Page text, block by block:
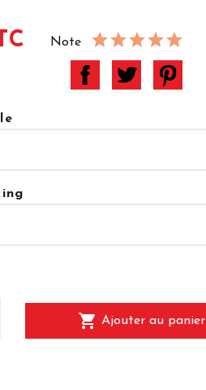
Note
shopping_cart Ajouter au panier